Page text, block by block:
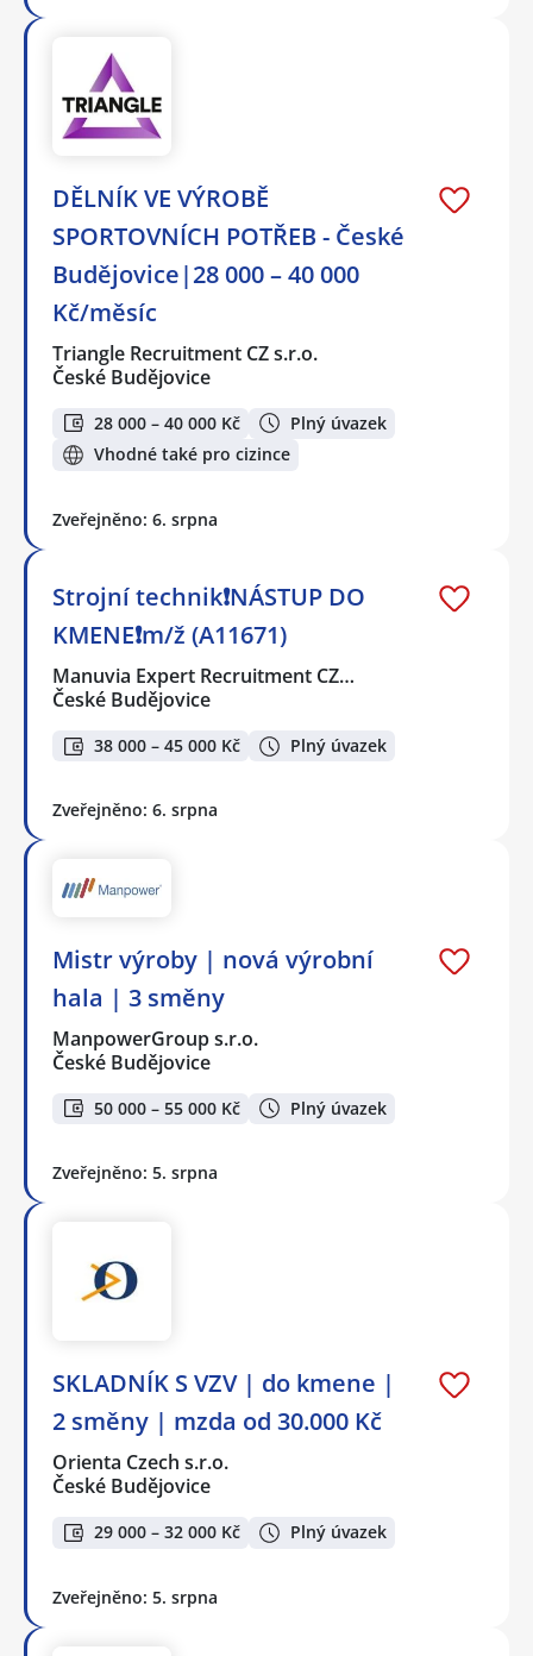
DĚLNÍK VE VÝROBĚ
SPORTOVNÍCH POTŘEB - České
Budějovice|28 000 – 40 000
Kč/měsíc
Triangle Recruitment CZ s.r.o.
České Budějovice
28 000 – 40 000 Kč
Plný úvazek
Vhodné také pro cizince
Zveřejněno: 6. srpna
Strojní technik❗NÁSTUP DO
KMENE❗m/ž (A11671)
Manuvia Expert Recruitment CZ…
České Budějovice
38 000 – 45 000 Kč Plný úvazek
Zveřejněno: 6. srpna
Mistr výroby | nová výrobní
hala | 3 směny
ManpowerGroup s.r.o.
České Budějovice
50 000 – 55 000 Kč Plný úvazek
Zveřejněno: 5. srpna
SKLADNÍK S VZV | do kmene |
2 směny | mzda od 30.000 Kč
Orienta Czech s.r.o.
České Budějovice
29 000 – 32 000 Kč Plný úvazek
Zveřejněno: 5. srpna